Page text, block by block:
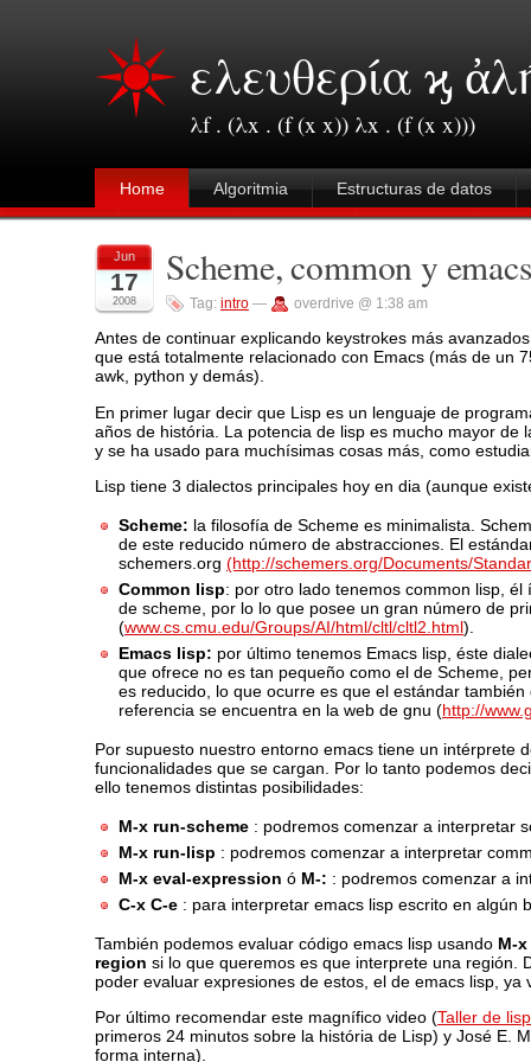
ελευθερία ϗ
λf . (λx . (f (x x)) λx . (f (x x)))
Home Algoritmia Estructuras de datos
Jun
17
2008
Scheme, common y
Tag: intro — overdrive @ 1:38 am
Antes de continuar explicando keystrokes más
que está totalmente relacionado con Emacs (más de un
awk, python y demás).
En primer lugar decir que Lisp es un lenguaje de
años de história. La potencia de lisp es mucho mayor de
y se ha usado para muchísimas cosas más, como
Lisp tiene 3 dialectos principales hoy en dia (aunque
Scheme: la filosofía de Scheme es minimalista.
de este reducido número de abstracciones. El
schemers.org (http://schemers.org/Documents/
Common lisp: por otro lado tenemos common lisp,
de scheme, por lo lo que posee un gran número de
(www.cs.cmu.edu/Groups/AI/html/cltl/cltl2.html).
Emacs lisp: por último tenemos Emacs lisp, éste
que ofrece no es tan pequeño como el de Scheme,
es reducido, lo que ocurre es que el estándar
referencia se encuentra en la web de gnu (http://
Por supuesto nuestro entorno emacs tiene un intérprete
funcionalidades que se cargan. Por lo tanto podemos
ello tenemos distintas posibilidades:
M-x run-scheme : podremos comenzar a interpretar
M-x run-lisp : podremos comenzar a interpretar
M-x eval-expression ó M-: : podremos comenzar a
C-x C-e : para interpretar emacs lisp escrito en algún
También podemos evaluar código emacs lisp usando M-
region si lo que queremos es que interprete una región.
poder evaluar expresiones de estos, el de emacs lisp, ya
Por último recomendar este magnífico video (Taller de lisp
primeros 24 minutos sobre la história de Lisp) y José E.
forma interna).